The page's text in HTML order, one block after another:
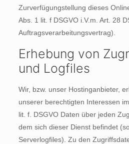
Zurverfügungstellung dieses
Abs. 1 lit. f DSGVO i.V.m. Art. 28
Auftragsverarbeitungsvertrag).
Erhebung von
und Logfiles
Wir, bzw. unser Hostinganbieter,
unserer berechtigten Interessen
lit. f. DSGVO Daten über jeden
dem sich dieser Dienst befindet
Serverlogfiles). Zu den